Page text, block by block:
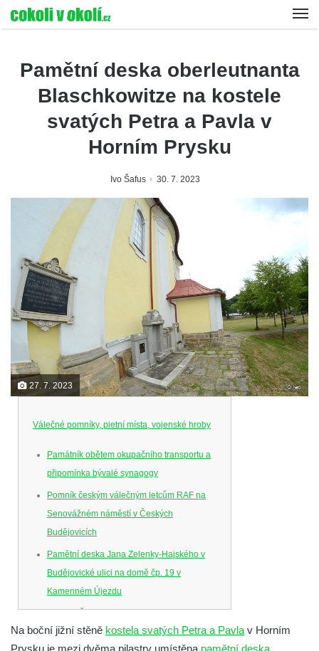
Pamětní deska oberleutnanta
Blaschkowitze na kostele
svatých Petra a Pavla v
Horním Prysku
Ivo Šafus 30. 7. 2023
27. 7. 2023
Válečné pomníky, pietní místa, vojenské hroby
Památník obětem okupačního transportu a
připomínka bývalé synagogy
Pomník českým válečným letcům RAF na
Senovážném náměstí v Českých
Budějovicích
Pamětní deska Jana Zelenky-Hajského v
Budějovické ulici na domě čp. 19 v
Kamenném Újezdu
Kenotaf Šimona Valhy na starém hřbitově v
Kamenném Újezdě
Na boční jižní stěně kostela svatých Petra a Pavla v Horním
Prysku je mezi dvěma pilastry umístěna pamětní deska